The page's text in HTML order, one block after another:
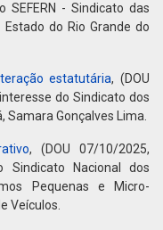
SEFERN - Sindicato das
do Rio Grande do
estatutária, (DOU
do Sindicato dos
Samara Gonçalves Lima.
, (DOU 07/10/2025,
Nacional dos
Pequenas e Micro-
Veículos.